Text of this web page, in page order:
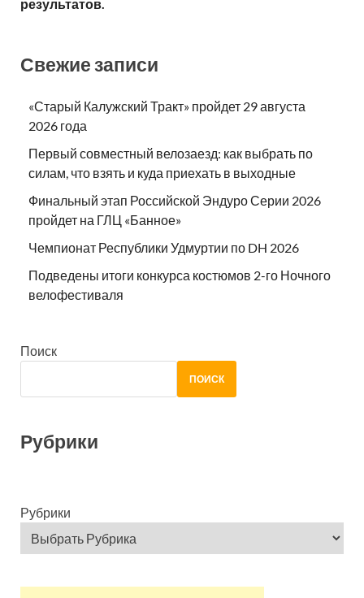
результатов.
Свежие записи
«Старый Калужский Тракт» пройдет 29 августа
2026 года
Первый совместный велозаезд: как выбрать по
силам, что взять и куда приехать в выходные
Финальный этап Российской Эндуро Серии 2026
пройдет на ГЛЦ «Банное»
Чемпионат Республики Удмуртии по DH 2026
Подведены итоги конкурса костюмов 2-го Ночного
велофестиваля
Поиск
ПОИСК
Рубрики
Рубрики